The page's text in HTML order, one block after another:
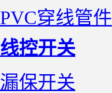
PVC穿线管件
线控开关
漏保开关